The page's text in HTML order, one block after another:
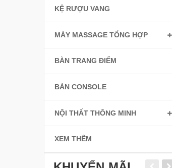
KỆ RƯỢU VANG
MÁY MASSAGE TỔNG HỢP
BÀN TRANG ĐIỂM
BÀN CONSOLE
NỘI THẤT THÔNG MINH
XEM THÊM